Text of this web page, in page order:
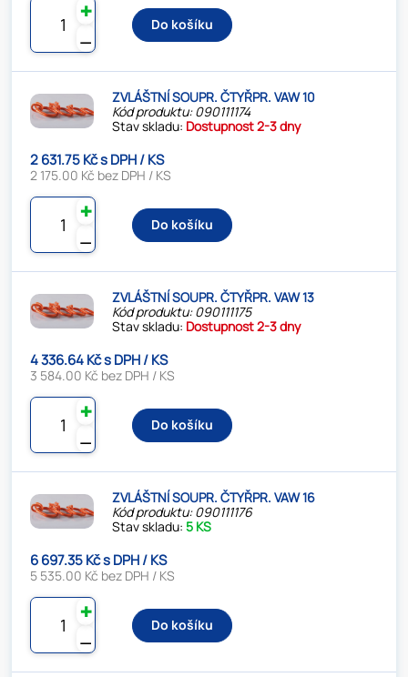
⚊
✚
Do košíku
ZVLÁŠTNÍ SOUPR. ČTYŘPR. VAW 10
Kód produktu: 090111174
Stav skladu: Dostupnost 2-3 dny
2 631.75 Kč s DPH / KS
2 175.00 Kč bez DPH / KS
⚊
✚
Do košíku
ZVLÁŠTNÍ SOUPR. ČTYŘPR. VAW 13
Kód produktu: 090111175
Stav skladu: Dostupnost 2-3 dny
4 336.64 Kč s DPH / KS
3 584.00 Kč bez DPH / KS
⚊
✚
Do košíku
ZVLÁŠTNÍ SOUPR. ČTYŘPR. VAW 16
Kód produktu: 090111176
Stav skladu:5 KS
6 697.35 Kč s DPH / KS
5 535.00 Kč bez DPH / KS
⚊
✚
Do košíku